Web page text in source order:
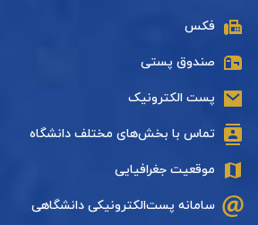
فکس
صندوق پستی
پست الکترونیک
تماس با بخش‌های مختلف دانشگاه
موقعیت جغرافیایی
سامانه پست‌الکترونیکی دانشگاهی